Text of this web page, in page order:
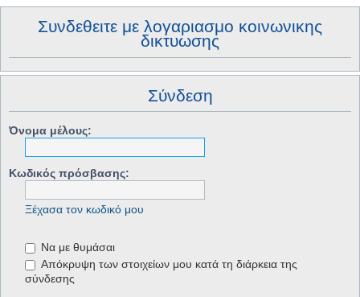
Συνδεθειτε με λογαριασμο κοινωνικης
δικτυωσης
Σύνδεση
Όνομα μέλους:
Κωδικός πρόσβασης:
Ξέχασα τον κωδικό μου
Να με θυμάσαι
Απόκρυψη των στοιχείων μου κατά τη διάρκεια της
σύνδεσης